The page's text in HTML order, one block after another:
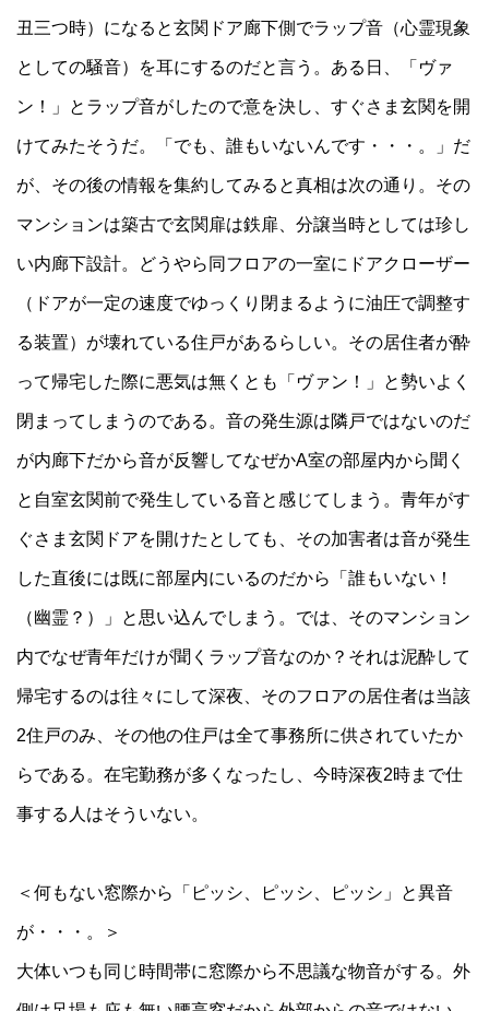
丑三つ時）になると玄関ドア廊下側でラップ音（心霊現象
としての騒音）を耳にするのだと言う。ある日、「ヴァ
ン！」とラップ音がしたので意を決し、すぐさま玄関を開
けてみたそうだ。「でも、誰もいないんです・・・。」だ
が、その後の情報を集約してみると真相は次の通り。その
マンションは築古で玄関扉は鉄扉、分譲当時としては珍し
い内廊下設計。どうやら同フロアの一室にドアクローザー
（ドアが一定の速度でゆっくり閉まるように油圧で調整す
る装置）が壊れている住戸があるらしい。その居住者が酔
って帰宅した際に悪気は無くとも「ヴァン！」と勢いよく
閉まってしまうのである。音の発生源は隣戸ではないのだ
が内廊下だから音が反響してなぜかA室の部屋内から聞く
と自室玄関前で発生している音と感じてしまう。青年がす
ぐさま玄関ドアを開けたとしても、その加害者は音が発生
した直後には既に部屋内にいるのだから「誰もいない！
（幽霊？）」と思い込んでしまう。では、そのマンション
内でなぜ青年だけが聞くラップ音なのか？それは泥酔して
帰宅するのは往々にして深夜、そのフロアの居住者は当該
2住戸のみ、その他の住戸は全て事務所に供されていたか
らである。在宅勤務が多くなったし、今時深夜2時まで仕
事する人はそういない。
＜何もない窓際から「ピッシ、ピッシ、ピッシ」と異音
が・・・。＞
大体いつも同じ時間帯に窓際から不思議な物音がする。外